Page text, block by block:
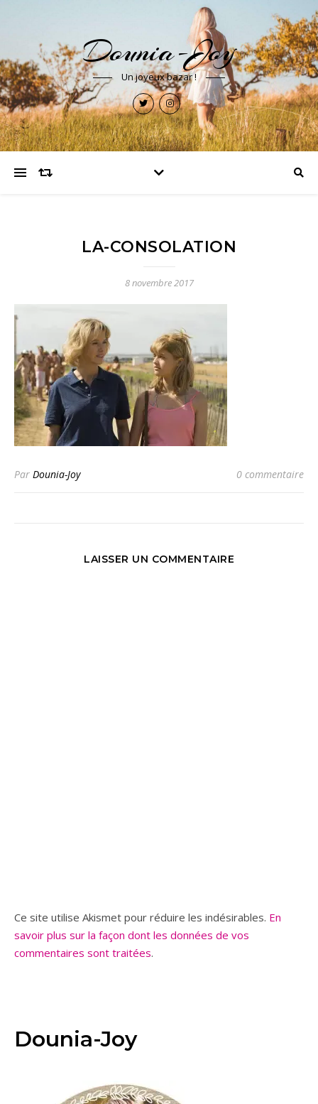
Dounia-Joy
Un joyeux bazar !
LA-CONSOLATION
8 novembre 2017
Par Dounia-Joy 0 commentaire
LAISSER UN COMMENTAIRE
Ce site utilise Akismet pour réduire les indésirables. En
savoir plus sur la façon dont les données de vos
commentaires sont traitées.
Dounia-Joy